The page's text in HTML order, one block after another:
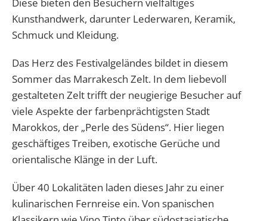
Kunsthandwerk, darunter Lederwaren, Keramik,
Schmuck und Kleidung.
Das Herz des Festivalgeländes bildet in diesem
Sommer das Marrakesch Zelt. In dem liebevoll
gestalteten Zelt trifft der neugierige Besucher auf
viele Aspekte der farbenprächtigsten Stadt
Marokkos, der „Perle des Südens“. Hier liegen
geschäftiges Treiben, exotische Gerüche und
orientalische Klänge in der Luft.
Über 40 Lokalitäten laden dieses Jahr zu einer
kulinarischen Fernreise ein. Von spanischen